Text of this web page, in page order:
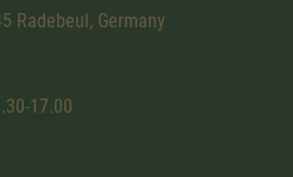
Radebeul, Germany
17.00